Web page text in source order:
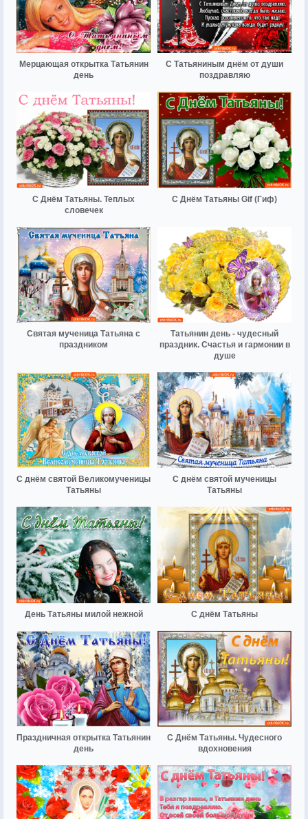
Мерцающая открытка Татьянин
день
С Татьяниным днём от души
поздравляю
С Днём Татьяны. Теплых
словечек
С Днём Татьяны Gif (Гиф)
Святая мученица Татьяна с
праздником
Татьянин день - чудесный
праздник. Счастья и гармонии в
душе
С днём святой Великомученицы
Татьяны
С днём святой мученицы
Татьяны
День Татьяны милой нежной С днём Татьяны
Праздничная открытка Татьянин
день
С Днём Татьяны. Чудесного
вдохновения